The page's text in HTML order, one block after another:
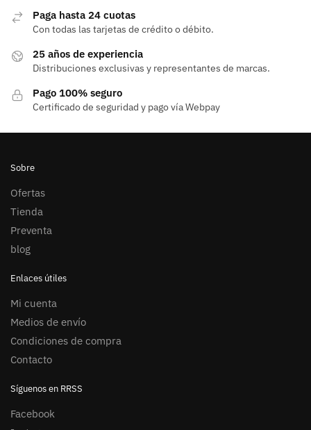
Paga hasta 24 cuotas
Con todas las tarjetas de crédito o débito.
25 años de experiencia
Distribuciones exclusivas y representantes de marcas.
Pago 100% seguro
Certificado de seguridad y pago vía Webpay
Sobre
Ofertas
Tienda
Preventa
blog
Enlaces útiles
Mi cuenta
Medios de envío
Condiciones de compra
Contacto
Síguenos en RRSS
Facebook